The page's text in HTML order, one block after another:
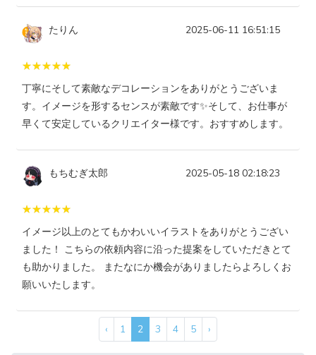
たりん 2025-06-11 16:51:15
丁寧にそして素敵なデコレーションをありがとうございま
す。イメージを形するセンスが素敵です✨そして、お仕事が
早くて安定しているクリエイター様です。おすすめします。
もちむぎ太郎 2025-05-18 02:18:23
イメージ以上のとてもかわいいイラストをありがとうござい
ました！ こちらの依頼内容に沿った提案をしていただきとて
も助かりました。 またなにか機会がありましたらよろしくお
願いいたします。
‹ 1 2 3 4 5 ›